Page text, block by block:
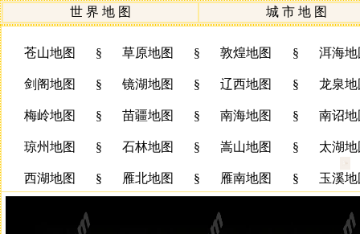
世 界 地 图 城 市 地 图
苍山地图 § 草原地图 § 敦煌地图 § 洱海地
剑阁地图 § 镜湖地图 § 辽西地图 § 龙泉地
梅岭地图 § 苗疆地图 § 南海地图 § 南诏地
琼州地图 § 石林地图 § 嵩山地图 § 太湖
西湖地图 § 雁北地图 § 雁南地图 § 玉溪